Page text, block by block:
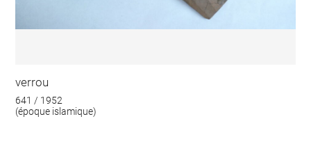
verrou
641 / 1952
(époque islamique)